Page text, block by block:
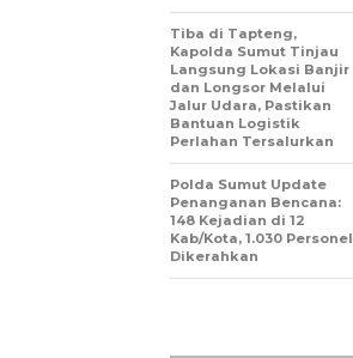
Tiba di Tapteng,
Kapolda Sumut Tinjau
Langsung Lokasi Banjir
dan Longsor Melalui
Jalur Udara, Pastikan
Bantuan Logistik
Perlahan Tersalurkan
Polda Sumut Update
Penanganan Bencana:
148 Kejadian di 12
Kab/Kota, 1.030 Personel
Dikerahkan